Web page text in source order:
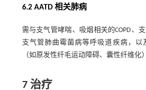
6.2 AATD 相关肺病
需与支气管哮喘、吸烟相关的COPD、
支气管肺曲霉菌病等呼吸道疾病，以
（如原发性纤毛运动障碍、囊性纤维化
7 治疗